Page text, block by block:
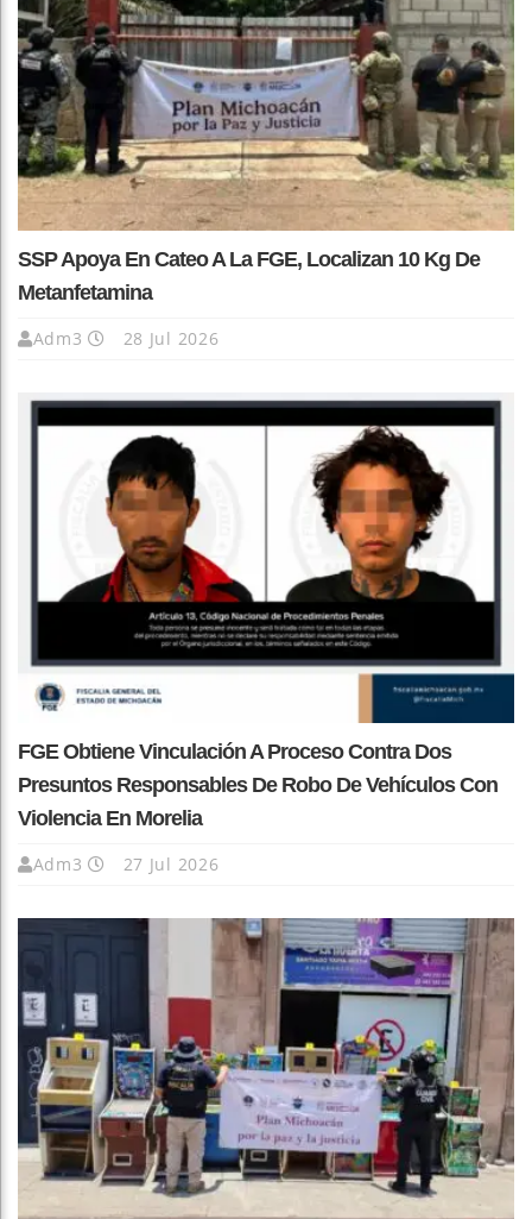
SSP Apoya En Cateo A La FGE, Localizan 10 Kg De
Metanfetamina
Adm3 28 Jul 2026
FGE Obtiene Vinculación A Proceso Contra Dos
Presuntos Responsables De Robo De Vehículos Con
Violencia En Morelia
Adm3 27 Jul 2026